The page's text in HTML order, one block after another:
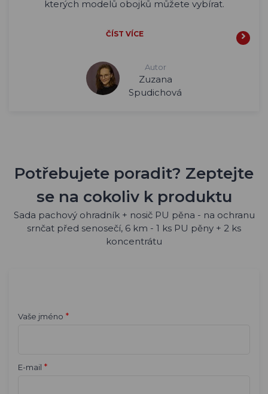
kterých modelů obojků můžete vybírat.
ČÍST VÍCE
Autor
Zuzana
Spudichová
Potřebujete poradit? Zeptejte
se na cokoliv k produktu
Sada pachový ohradník + nosič PU pěna - na ochranu
srnčat před senosečí, 6 km - 1 ks PU pěny + 2 ks
koncentrátu
Vaše jméno *
E-mail *